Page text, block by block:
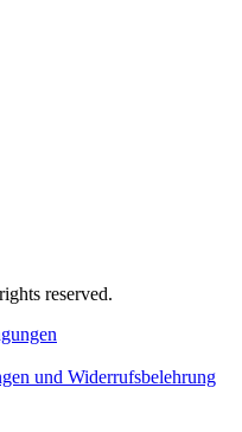
reserved.
und Widerrufsbelehrung